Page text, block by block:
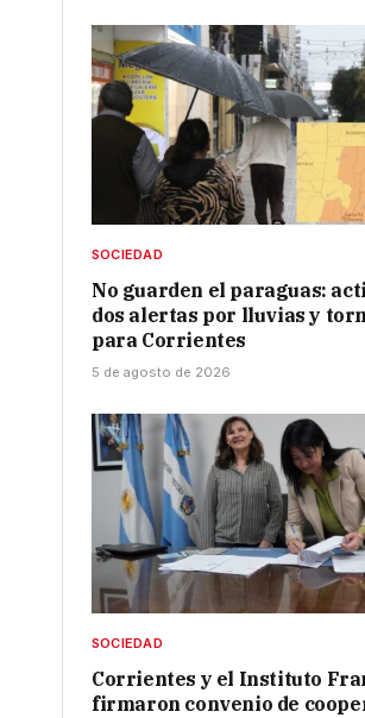
SOCIEDAD
No guarden el paraguas:
dos alertas por lluvias y
para Corrientes
5 de agosto de 2026
SOCIEDAD
Corrientes y el Instituto
firmaron convenio de